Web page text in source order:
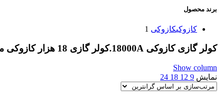
برند محصول
کازوکیکازوکی 1
کولر گازی کازوکی 18000A.کولر گازی 18 هزار کازوکی مدل IAC-18CH/XA/AA/ID
Show column
نمایش 9
12
18
24